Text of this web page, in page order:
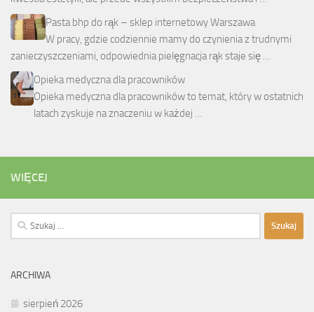
Pasta bhp do rąk – sklep internetowy Warszawa
W pracy, gdzie codziennie mamy do czynienia z trudnymi
zanieczyszczeniami, odpowiednia pielęgnacja rąk staje się …
Opieka medyczna dla pracowników
Opieka medyczna dla pracowników to temat, który w ostatnich
latach zyskuje na znaczeniu w każdej …
WIĘCEJ
Szukaj:
ARCHIWA
sierpień 2026